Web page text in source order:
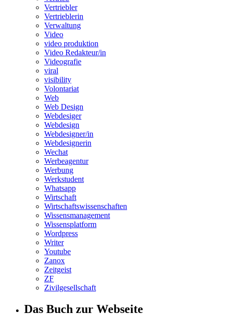
Vertriebler
Vertrieblerin
Verwaltung
Video
video produktion
Video Redakteur/in
Videografie
viral
visibility
Volontariat
Web
Web Design
Webdesiger
Webdesign
Webdesigner/in
Webdesignerin
Wechat
Werbeagentur
Werbung
Werkstudent
Whatsapp
Wirtschaft
Wirtschaftswissenschaften
Wissensmanagement
Wissensplatform
Wordpress
Writer
Youtube
Zanox
Zeitgeist
ZF
Zivilgesellschaft
Das Buch zur Webseite